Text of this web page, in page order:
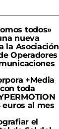
todos»
nueva
la Asociación
Operadores
+Media
toda
euros al mes
el